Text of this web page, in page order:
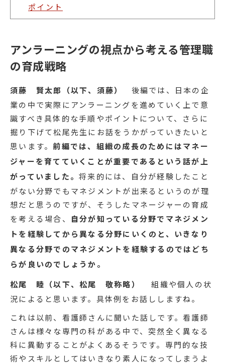
ポイント
アンラーニングの視点から考える管理職
の育成戦略
須藤 賢太郎（以下、須藤）
後編では、日本の企
業の中で実際にアンラーニングを進めていく上で意
識すべき具体的な手順やポイントについて、さらに
掘り下げて松尾先生にお話をうかがっていきたいと
思います。 前編では、組織の成長のためにはマネー
ジャーを育てていくことが重要であるという話が上
がっていました。 将来的には、自分が経験したこと
がない分野でもマネジメントが出来るというのが理
想だと思うのですが、そうしたマネージャーの育成
を考える場合、
自分が知っている分野でマネジメン
トを経験してから異なる分野にいくのと、いきなり
異なる分野でのマネジメントを経験するのではどち
らが良いのでしょうか。
松尾 睦（以下、松尾 敬称略）
組織や個人の状
況によると思います。具体例をお話ししますね。
これは以前、看護師さんに聞いた話しです。看護師
さんは様々な専門の科がある中で、突然全く異なる
科に異動することがよくあるそうです。専門的な技
術やスキルとしてはいきなり素人になってしまうよ